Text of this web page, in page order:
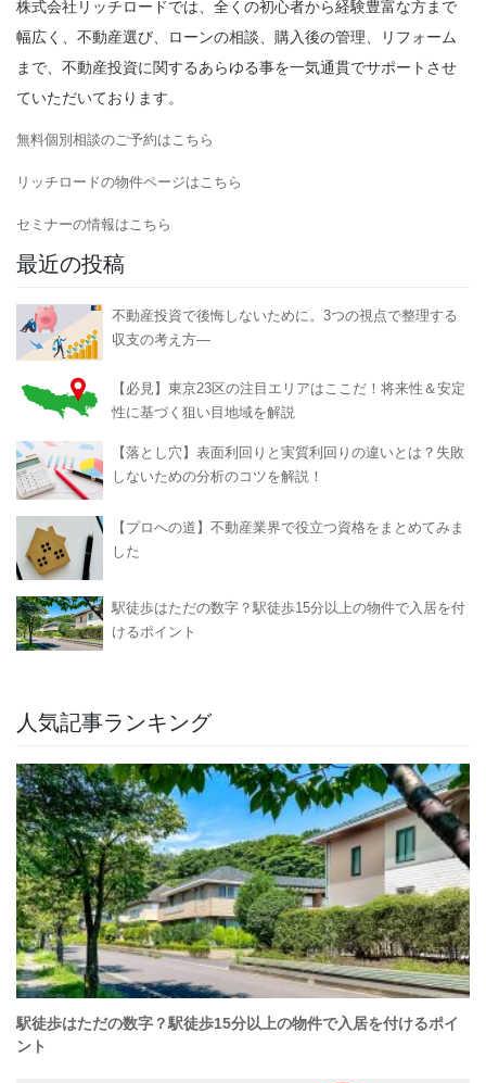
株式会社リッチロードでは、全くの初心者から経験豊富な方まで
幅広く、不動産選び、ローンの相談、購入後の管理、リフォーム
まで、不動産投資に関するあらゆる事を一気通貫でサポートさせ
ていただいております。
無料個別相談のご予約はこちら
リッチロードの物件ページはこちら
セミナーの情報はこちら
最近の投稿
不動産投資で後悔しないために。3つの視点で整理する
収支の考え方―
【必見】東京23区の注目エリアはここだ！将来性＆安定
性に基づく狙い目地域を解説
【落とし穴】表面利回りと実質利回りの違いとは？失敗
しないための分析のコツを解説！
【プロへの道】不動産業界で役立つ資格をまとめてみま
した
駅徒歩はただの数字？駅徒歩15分以上の物件で入居を付
けるポイント
人気記事ランキング